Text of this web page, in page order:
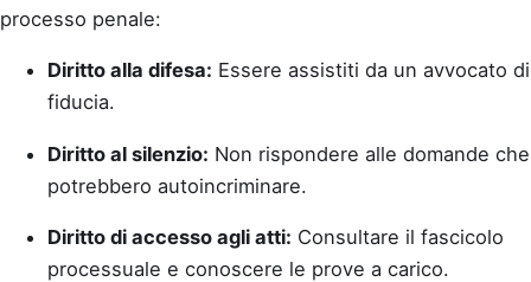
processo penale:
Diritto alla difesa: Essere assistiti da un avvocato di
fiducia.
Diritto al silenzio: Non rispondere alle domande che
potrebbero autoincriminare.
Diritto di accesso agli atti: Consultare il fascicolo
processuale e conoscere le prove a carico.